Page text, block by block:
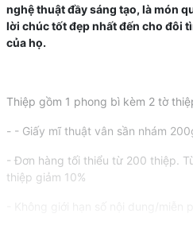
nghệ thuật đầy sáng tạo, là món
lời chúc tốt đẹp nhất đến cho đôi
của họ.
Thiệp gồm 1 phong bì kèm 2 tờ
- - Giấy mĩ thuật vân sần nhám
- Đơn hàng tối thiểu từ 200 thiệp.
thiệp giảm 10%